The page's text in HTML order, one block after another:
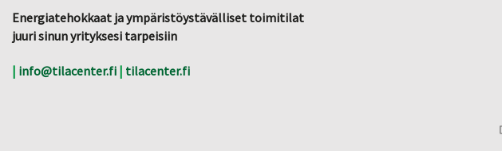
Energiatehokkaat ja ympäristöystävälliset toimitilat
juuri sinun yrityksesi tarpeisiin
| info@tilacenter.fi | tilacenter.fi